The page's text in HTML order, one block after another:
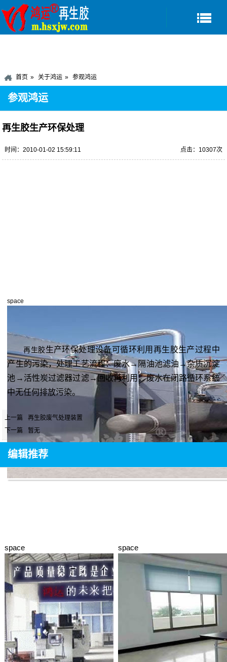
首页 关于鸿运 参观鸿运
参观鸿运
再生胶生产环保处理
时间：2010-01-02 15:59:11 点击：10307次
space
再生胶生产环保处理设备可循环利用再生胶生产过程中
产生的污染，处理工艺流程：废水→隔油池滤油→杂质沉淀
池→活性炭过滤器过滤→回收再利用，废水在闭路循环系统
中无任何排放污染。
上一篇
再生胶废气处理装置
下一篇
暂无
编辑推荐
space space